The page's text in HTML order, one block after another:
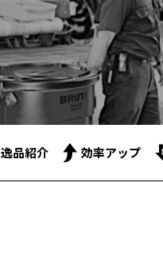
逸品紹介 効率アップ